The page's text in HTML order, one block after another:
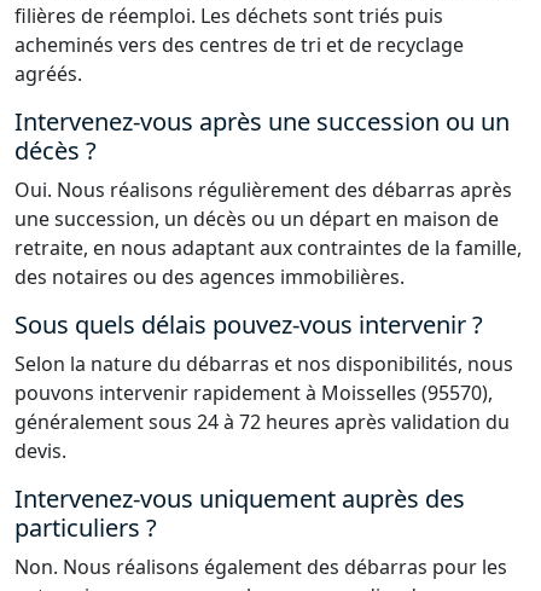
filières de réemploi. Les déchets sont triés puis
acheminés vers des centres de tri et de recyclage
agréés.
Intervenez-vous après une succession ou un
décès ?
Oui. Nous réalisons régulièrement des débarras après
une succession, un décès ou un départ en maison de
retraite, en nous adaptant aux contraintes de la famille,
des notaires ou des agences immobilières.
Sous quels délais pouvez-vous intervenir ?
Selon la nature du débarras et nos disponibilités, nous
pouvons intervenir rapidement à Moisselles (95570),
généralement sous 24 à 72 heures après validation du
devis.
Intervenez-vous uniquement auprès des
particuliers ?
Non. Nous réalisons également des débarras pour les